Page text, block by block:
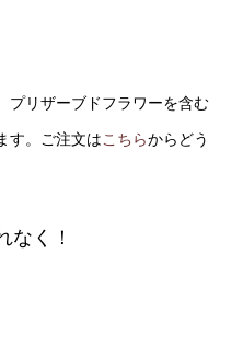
プリザーブドフラワーを含む
す。ご注文はこちらからどう
なく！